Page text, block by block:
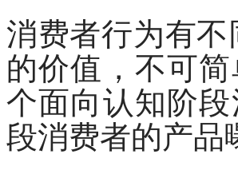
消费者行为有
的价值，不可
个面向认知阶
段消费者的产品